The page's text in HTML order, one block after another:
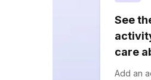
See
care
Add an